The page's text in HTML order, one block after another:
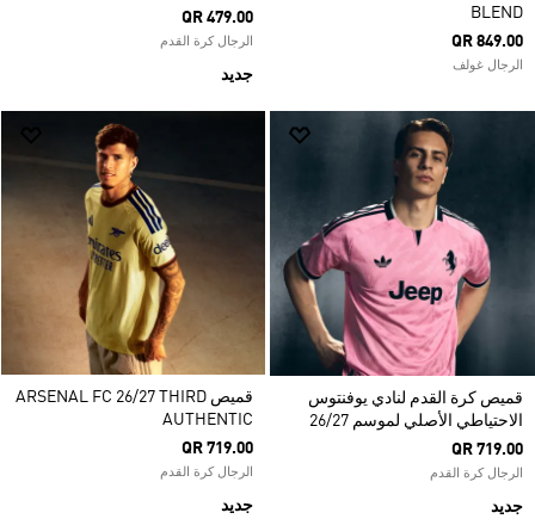
BLEND
QR 849.00
الرجال غولف
QR 479.00
الرجال كرة القدم
جديد
قميص كرة القدم لنادي يوفنتوس
الاحتياطي الأصلي لموسم 26/27
QR 719.00
الرجال كرة القدم
جديد
قميص ARSENAL FC 26/27 THIRD
AUTHENTIC
QR 719.00
الرجال كرة القدم
جديد